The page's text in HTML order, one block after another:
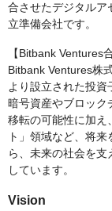
合させたデジタルア
立準備会社です。
【Bitbank Ventures
Bitbank Ventures株
より設立された投資
暗号資産やブロック
移転の可能性に加え
ト」領域など、将
ら、未来の社会を支
しています。
Vision